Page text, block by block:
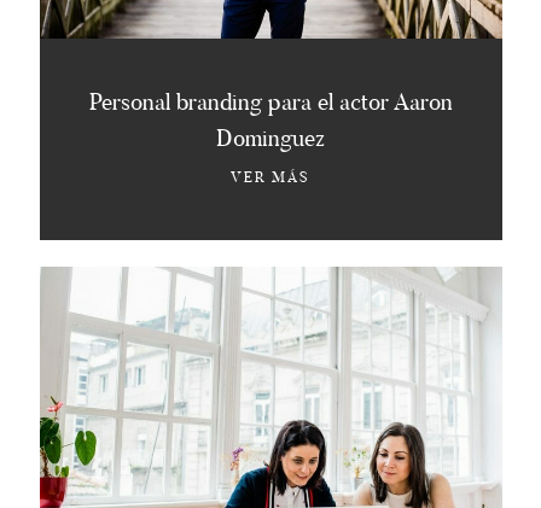
Personal branding para el actor Aaron
Dominguez
VER MÁS